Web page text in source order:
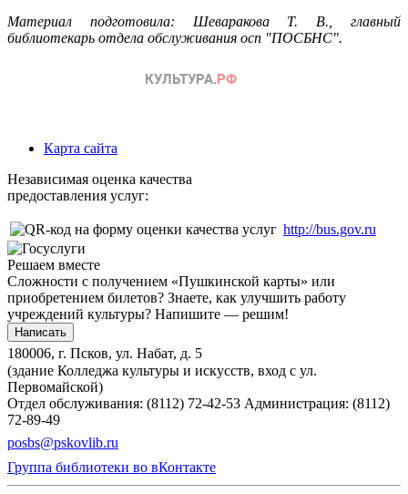
Материал подготовила: Шеваракова Т. В., главный
библиотекарь отдела обслуживания осп "ПОСБНС".
Карта сайта
Независимая оценка качества
предоставления услуг:
http://bus.gov.ru
Решаем вместе
Сложности с получением «Пушкинской карты» или
приобретением билетов? Знаете, как улучшить работу
учреждений культуры? Напишите — решим!
Написать
180006, г. Псков, ул. Набат, д. 5
(здание Колледжа культуры и искусств, вход с ул.
Первомайской)
Отдел обслуживания: (8112) 72-42-53 Администрация: (8112)
72-89-49
posbs@pskovlib.ru
Группа библиотеки во вКонтакте